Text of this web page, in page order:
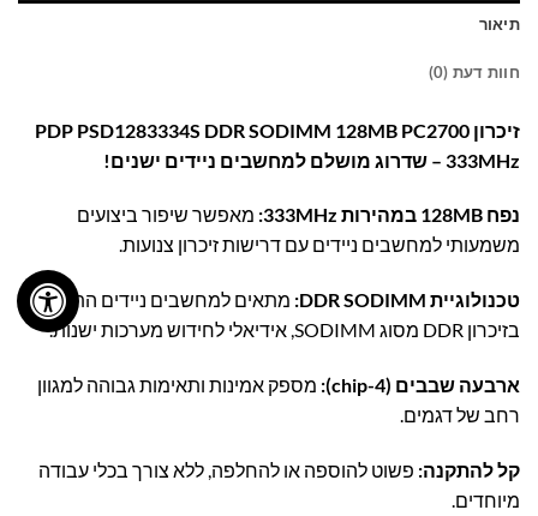
תיאור
חוות דעת (0)
זיכרון PDP PSD1283334S DDR SODIMM 128MB PC2700
333MHz – שדרוג מושלם למחשבים ניידים ישנים!
נפח 128MB במהירות 333MHz:
מאפשר שיפור ביצועים
משמעותי למחשבים ניידים עם דרישות זיכרון צנועות.
טכנולוגיית DDR SODIMM:
מתאים למחשבים ניידים התומכים
בזיכרון DDR מסוג SODIMM, אידיאלי לחידוש מערכות ישנות.
ארבעה שבבים (4-chip):
מספק אמינות ותאימות גבוהה למגוון
רחב של דגמים.
קל להתקנה: פשוט להוספה או להחלפה, ללא צורך בכלי עבודה
מיוחדים.